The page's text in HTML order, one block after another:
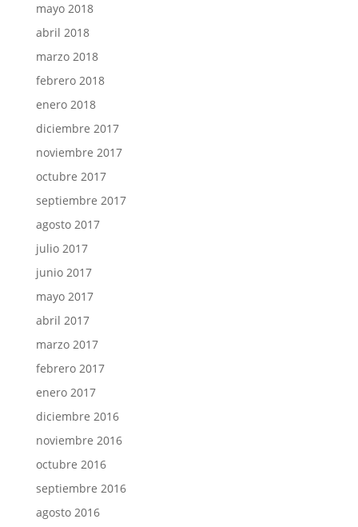
mayo 2018
abril 2018
marzo 2018
febrero 2018
enero 2018
diciembre 2017
noviembre 2017
octubre 2017
septiembre 2017
agosto 2017
julio 2017
junio 2017
mayo 2017
abril 2017
marzo 2017
febrero 2017
enero 2017
diciembre 2016
noviembre 2016
octubre 2016
septiembre 2016
agosto 2016